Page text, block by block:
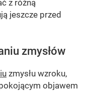
z różną
jeszcze przed
zmysłów
zmysłu wzroku,
objawem